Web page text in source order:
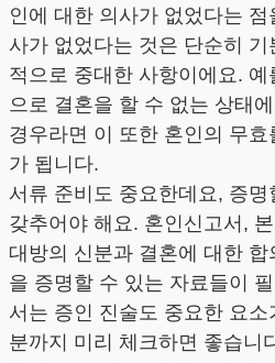
인에 대한 의사가 없었다는
사가 없었다는 것은 단순히
적으로 중대한 사항이에요.
으로 결혼을 할 수 없는 상태
경우라면 이 또한 혼인의 무
가 됩니다.
서류 준비도 중요한데요, 증
갖추어야 해요. 혼인신고서,
대방의 신분과 결혼에 대한
을 증명할 수 있는 자료들이
서는 증인 진술도 중요한 요
분까지 미리 체크하면 좋습니